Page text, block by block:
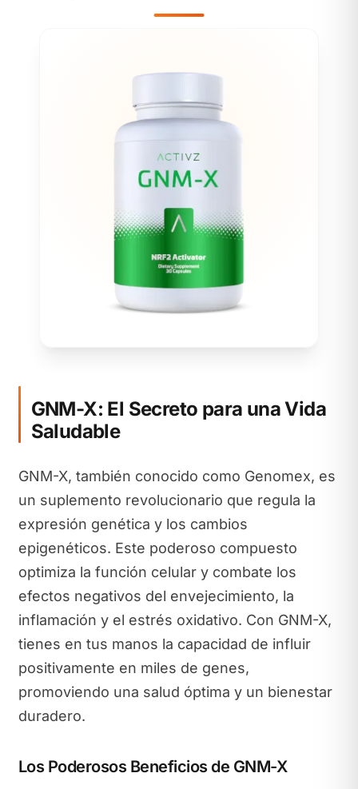
GNM-X: El Secreto para una Vida
Saludable
GNM-X, también conocido como Genomex, es
un suplemento revolucionario que regula la
expresión genética y los cambios
epigenéticos. Este poderoso compuesto
optimiza la función celular y combate los
efectos negativos del envejecimiento, la
inflamación y el estrés oxidativo. Con GNM-X,
tienes en tus manos la capacidad de influir
positivamente en miles de genes,
promoviendo una salud óptima y un bienestar
duradero.
Los Poderosos Beneficios de GNM-X